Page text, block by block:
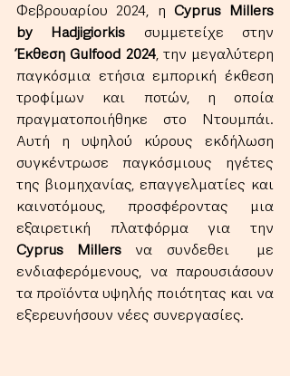
Φεβρουαρίου 2024, η Cyprus Millers
by Hadjigiorkis
Έκθεση Gulfood 2024, την μεγαλύτερη
παγκόσμια ετήσια εμπορική έκθεση
τροφίμων και ποτών, η οποία
πραγματοποιήθηκε στο Ντουμπάι.
Αυτή η υψηλού κύρους εκδήλωση
συγκέντρωσε παγκόσμιους ηγέτες
της βιομηχανίας, επαγγελματίες και
καινοτόμους, προσφέροντας μια
Cyprus Millers να συνδεθει  με
ενδιαφερόμενους, να παρουσιάσουν
τα προϊόντα υψηλής ποιότητας και να
εξερευνήσουν νέες συνεργασίες.